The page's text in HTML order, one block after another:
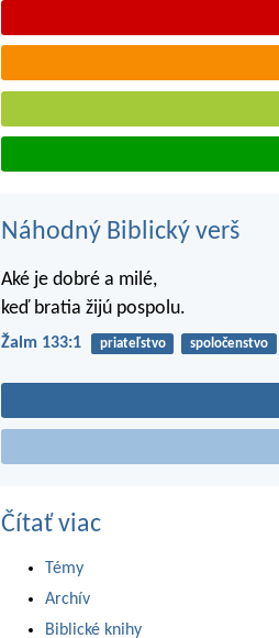
Náhodný Biblický verš
Aké je dobré a milé,
keď bratia žijú pospolu.
Žalm 133:1 priateľstvo spoločenstvo
Čítať viac
Témy
Archív
Biblické knihy